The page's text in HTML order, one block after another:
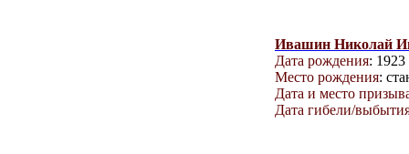
Ивашин Николай
Дата рождения: 1923
Место рождения:
Дата и место
Дата гибели/